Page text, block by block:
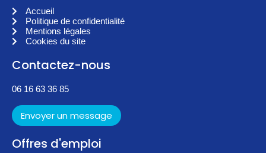
Accueil
Politique de confidentialité
Mentions légales
Cookies du site
Contactez-nous
06 16 63 36 85
Envoyer un message
Offres d'emploi